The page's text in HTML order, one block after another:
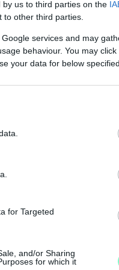
us to third parties on the
other third parties.
services and may
behaviour. You may
your data for below
for Targeted
and/or Sharing
for which it
és